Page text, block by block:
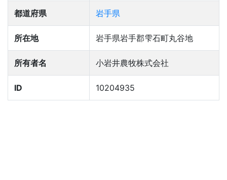
都道府県 岩手県
所在地 岩手県岩手郡雫石町丸谷地
所有者名 小岩井農牧株式会社
ID 10204935